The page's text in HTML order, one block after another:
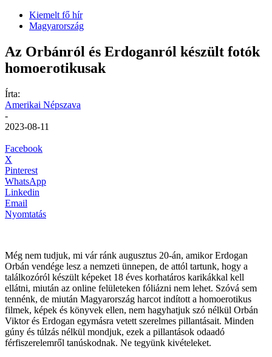
Kiemelt fő hír
Magyarország
Az Orbánról és Erdoganról készült fotók
homoerotikusak
Írta:
Amerikai Népszava
-
2023-08-11
Facebook
X
Pinterest
WhatsApp
Linkedin
Email
Nyomtatás
Még nem tudjuk, mi vár ránk augusztus 20-án, amikor Erdogan
Orbán vendége lesz a nemzeti ünnepen, de attól tartunk, hogy a
találkozóról készült képeket 18 éves korhatáros karikákkal kell
ellátni, miután az online felületeken fóliázni nem lehet. Szóvá sem
tennénk, de miután Magyarország harcot indított a homoerotikus
filmek, képek és könyvek ellen, nem hagyhatjuk szó nélkül Orbán
Viktor és Erdogan egymásra vetett szerelmes pillantásait. Minden
gúny és túlzás nélkül mondjuk, ezek a pillantások odaadó
férfiszerelemről tanúskodnak. Ne tegyünk kivételeket.